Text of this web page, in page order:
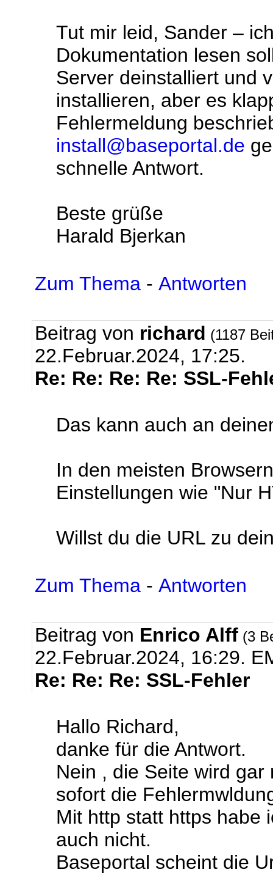
Tut mir leid, Sander –
Dokumentation lesen
Server deinstalliert und
installieren, aber es
Fehlermeldung
install@baseportal.de
schnelle Antwort.
Beste grüße
Harald Bjerkan
Zum Thema - Antworten
Beitrag von richard (1187
22.Februar.2024, 17:25.
Re: Re: Re: Re: SSL-
Das kann auch an
In den meisten
Einstellungen wie "Nur
Willst du die URL zu
Zum Thema - Antworten
Beitrag von Enrico Alff (3
22.Februar.2024, 16:29.
Re: Re: Re: SSL-Fehler
Hallo Richard,
danke für die Antwort.
Nein , die Seite wird
sofort die
Mit http statt https habe
auch nicht.
Baseportal scheint die